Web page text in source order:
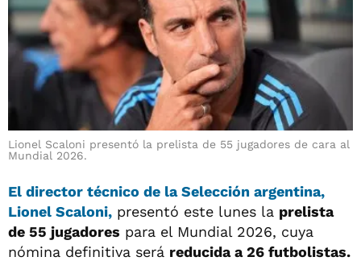
Lionel Scaloni presentó la prelista de 55 jugadores de cara al
Mundial 2026.
El director técnico de la Selección argentina,
Lionel Scaloni, presentó este lunes la prelista
de 55 jugadores para el Mundial 2026, cuya
nómina definitiva será reducida a 26 futbolistas.